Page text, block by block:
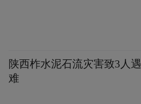
陕西柞水泥石流灾害致3人遇
难